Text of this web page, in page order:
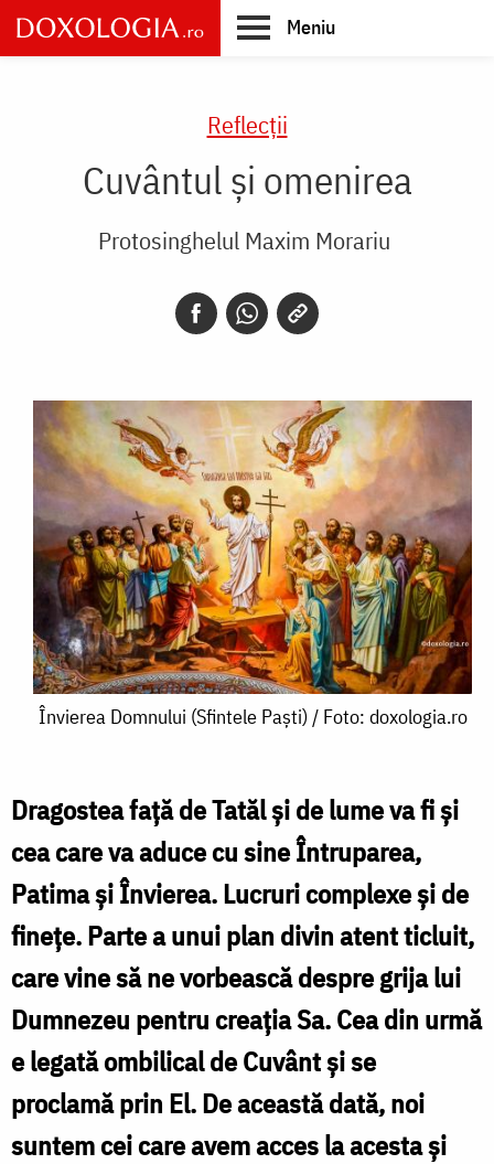
Skip
to
main
Meniu
Reflecții
Cuvântul și omenirea
Protosinghelul Maxim Morariu
Învierea
Paști)
/
Foto:
doxologia.ro
Învierea Domnului (Sfintele Paști) / Foto: doxologia.ro
Dragostea față de Tatăl și de lume va fi și
cea care va aduce cu sine Întruparea,
Patima și Învierea. Lucruri complexe și de
finețe. Parte a unui plan divin atent ticluit,
care vine să ne vorbească despre grija lui
Dumnezeu pentru creația Sa. Cea din urmă
e legată ombilical de Cuvânt și se
proclamă prin El. De această dată, noi
suntem cei care avem acces la acesta și